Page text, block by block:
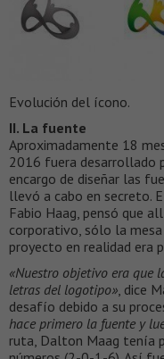
Evolución del ícono.
II. La fuente
Aproximadamente 18
2016 fuera desarrollado
encargo de diseñar las
llevó a cabo en secreto.
Fabio Haag, pensó que
corporativo, sólo la
proyecto en realidad era
«Nuestro objetivo era que
letras del logotipo», dice
desafío debido a su
hace primero la fuente y
ruta, Dalton Maag tenía